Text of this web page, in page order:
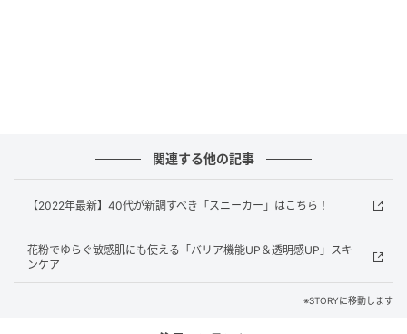
スウェットストレートパンツ¥3,990 ブロードオーバー
サイズシャツ¥3,990（ともにユニクロ・シー／ユニク
用 バッグ、靴（ともに私物）
トレンドのレースは、さりげない主張が絶妙
関連する他の記事
【2022年最新】40代が新調すべき「スニーカー」はこちら！
花粉でゆらぐ敏感肌にも使える「バリア機能UP＆透明感UP」スキ
ンケア
※STORYに移動します